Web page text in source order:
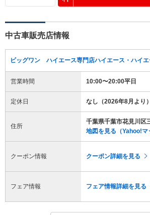
中古車販売店情報
ビッグワン ハイエース専門店ハイエース・ハイ
営業時間 10:00〜20:00平日
定休日 なし（2026年8月より）
住所
千葉県千葉市花見川区
地図を見る（Yahoo!マ
クーポン情報 クーポン詳細を見る
フェア情報 フェア情報詳細を見る